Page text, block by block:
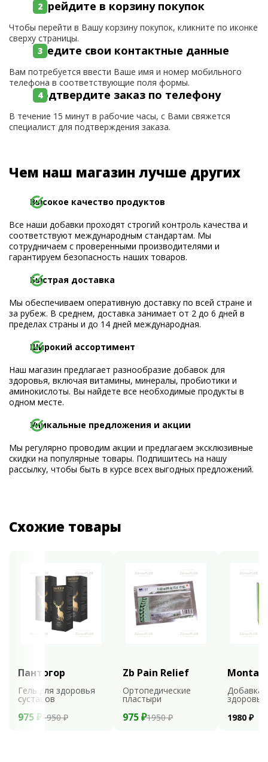
Перейдите в корзину покупок
Чтобы перейти в Вашу корзину покупок, кликните по иконке
сверху страницы.
Введите свои контактные данные
Вам потребуется ввести Ваше имя и номер мобильного
телефона в соответствующие поля формы.
Подтвердите заказ по телефону
В течение 15 минут в рабочие часы, с Вами свяжется
специалист для подтверждения заказа.
Чем наш магазин лучше других
Высокое качество продуктов
Все наши добавки проходят строгий контроль качества и
соответствуют международным стандартам. Мы
сотрудничаем с проверенными производителями и
гарантируем безопасность наших товаров.
Быстрая доставка
Мы обеспечиваем оперативную доставку по всей стране и
за рубеж. В среднем, доставка занимает от 2 до 6 дней в
пределах страны и до 14 дней международная.
Широкий ассортимент
Наш магазин предлагает разнообразие добавок для
здоровья, включая витамины, минералы, пробиотики и
аминокислоты. Вы найдете все необходимые продукты в
одном месте.
Уникальные предложения и акции
Мы регулярно проводим акции и предлагаем эксклюзивные
скидки на популярные товары. Подпишитесь на нашу
рассылку, чтобы быть в курсе всех выгодных предложений.
Схожие товары
Пантогор
Гель для здоровья
суставов
975 ₽ 1950 ₽
Zb Pain Relief
Ортопедические
пластыри
975 ₽1950 ₽
Добавка
здоровья
1980 ₽